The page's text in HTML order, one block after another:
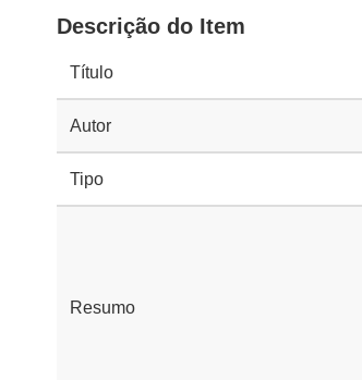
Descrição do Item
Título
Autor
Tipo
Resumo